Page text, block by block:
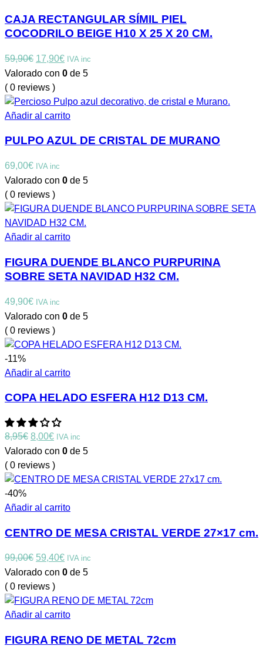
CAJA RECTANGULAR SÍMIL PIEL
COCODRILO BEIGE H10 X 25 X 20 CM.
59,90€ El
precio
original
era:
59,90€.
17,90€El
precio
es:
17,90€.
IVA inc
Valorado con 0 de 5
( 0 reviews )
Añadir al carrito
PULPO AZUL DE CRISTAL DE MURANO
69,00€ IVA inc
Valorado con 0 de 5
( 0 reviews )
Añadir al carrito
FIGURA DUENDE BLANCO PURPURINA
SOBRE SETA NAVIDAD H32 CM.
49,90€ IVA inc
Valorado con 0 de 5
( 0 reviews )
-11%
Añadir al carrito
COPA HELADO ESFERA H12 D13 CM.
8,95€ El
precio
original
era:
8,00€El
precio
actual
es:
IVA inc
Valorado con 0 de 5
( 0 reviews )
-40%
Añadir al carrito
CENTRO DE MESA CRISTAL VERDE 27×17 cm.
99,00€ El
precio
original
era:
99,00€.
59,40€El
precio
es:
59,40€.
IVA inc
Valorado con 0 de 5
( 0 reviews )
Añadir al carrito
FIGURA RENO DE METAL 72cm